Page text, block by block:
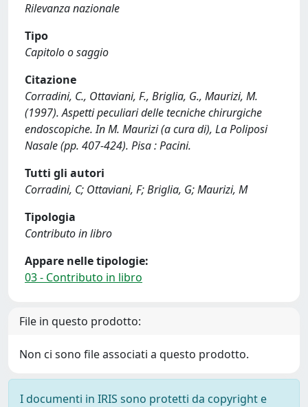
Rilevanza nazionale
Tipo
Capitolo o saggio
Citazione
Corradini, C., Ottaviani, F., Briglia, G., Maurizi, M.
(1997). Aspetti peculiari delle tecniche chirurgiche
endoscopiche. In M. Maurizi (a cura di), La Poliposi
Nasale (pp. 407-424). Pisa : Pacini.
Tutti gli autori
Corradini, C; Ottaviani, F; Briglia, G; Maurizi, M
Tipologia
Contributo in libro
Appare nelle tipologie:
03 - Contributo in libro
File in questo prodotto:
Non ci sono file associati a questo prodotto.
I documenti in IRIS sono protetti da copyright e